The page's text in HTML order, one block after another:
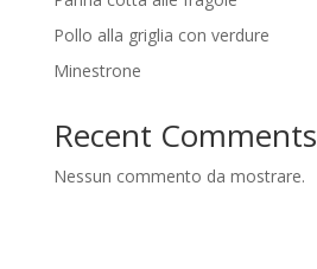
Pollo alla griglia con verdure
Minestrone
Recent Comments
Nessun commento da mostrare.